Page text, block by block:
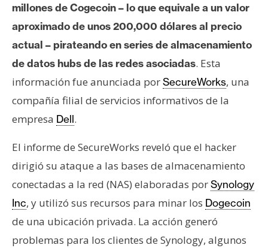
t
h
e
r
m
I
A
A
n
millones de Cogecoin – lo que equivale a un valor
aproximado de unos 200,000 dólares al precio
actual – pirateando en series de almacenamiento
de datos hubs de las redes asociadas. Esta
información fue anunciada porSecureWorks, una
compañía filial de servicios informativos de la
empresa Dell.
El informe de SecureWorks reveló que el hacker
dirigió su ataque a las bases de almacenamiento
conectadas a la red (NAS) elaboradas porSynology
Inc, y utilizó sus recursos para minar los Dogecoin
de una ubicación privada. La acción generó
problemas para los clientes de Synology, algunos